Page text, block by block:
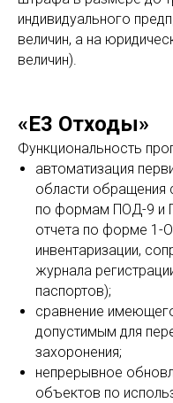
индивидуального
величин, а на
величин).
«Е3 Отходы»
Функциональность
автоматизация
области обращения
по формам ПОД-9 и
отчета по форме 1-
инвентаризации,
журнала
паспортов);
сравнение
допустимым для
захоронения;
непрерывное
объектов по